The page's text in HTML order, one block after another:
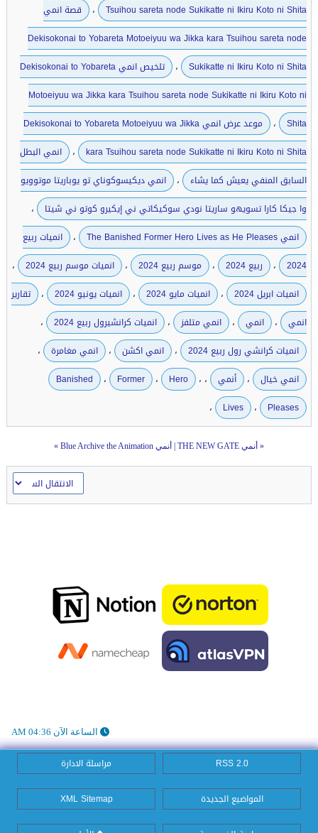
Tsuihou sareta node Sukikatte ni Ikiru Koto ni Shita
،
قصة انمي
Dekisokonai to Yobareta Motoeiyuu wa Jikka kara Tsuihou sareta node
Sukikatte ni Ikiru Koto ni Shita
،
تلخيص انمي Dekisokonai to Yobareta
Motoeiyuu wa Jikka kara Tsuihou sareta node Sukikatte ni Ikiru Koto ni
Shita
،
موعد عرض انمي Dekisokonai to Yobareta Motoeiyuu wa Jikka
kara Tsuihou sareta node Sukikatte ni Ikiru Koto ni Shita
،
انمي البطل
السابق المنفي يعيش كما يشاء
،
انمي ديكيسوكوناي تو يوباريتا موتوويو
وا جيكا كارا تسويهو ساريتا نودي سوكيكاتي ني إيكيرو كوتو ني شيتا
،
انمي The Banished Former Hero Lives as He Pleases ،
انميات ربيع
2024
، ربيع 2024 ، موسم ربيع 2024 ، انميات موسم ربيع 2024 ،
انميات ابريل 2024 ، انميات مايو 2024 ، انميات يونيو 2024 ،
تقارير
انمي
، انمي ، انمي متلفز ، انميات كرانشيرول ربيع 2024 ،
انميات كرانشي رول ربيع 2024 ، انمي اكشن ، انمي مغامرة ،
انمي خيال ، أنمي ، Banished ، Former ، Hero ،
Lives ، Pleases ،
« أنمي THE NEW GATE أنمي Blue Archive the Animation »
الساعة الآن 04:36 AM
RSS 2.0 مراسلة الادارة
المواضيع الجديدة XML Sitemap